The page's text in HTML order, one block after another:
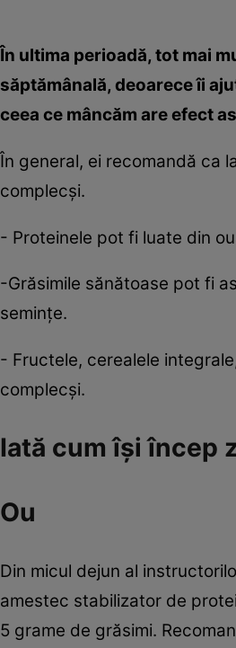
În ultima perioadă, tot mai
săptămânală, deoarece îi
ceea ce mâncăm are efect
În general, ei recomandă ca
complecşi.
- Proteinele pot fi luate din
-Grăsimile sănătoase pot fi
seminţe.
- Fructele, cerealele
complecşi.
Iată cum îşi încep
Ou
Din micul dejun al
amestec stabilizator de
5 grame de grăsimi.